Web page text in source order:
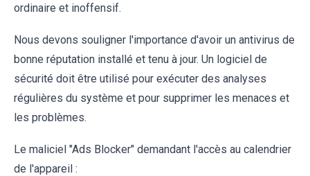
ordinaire et inoffensif.
Nous devons souligner l'importance d'avoir un antivirus de
bonne réputation installé et tenu à jour. Un logiciel de
sécurité doit être utilisé pour exécuter des analyses
régulières du système et pour supprimer les menaces et
les problèmes.
Le maliciel "Ads Blocker" demandant l'accès au calendrier
de l'appareil :